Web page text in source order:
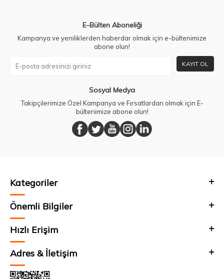
E-Bülten Aboneliği
Kampanya ve yeniliklerden haberdar olmak için e-bültenimize
abone olun!
KAYIT OL
Sosyal Medya
Takipçilerimize Özel Kampanya ve Fırsatlardan olmak için E-
bültenimize abone olun!
Kategoriler
Önemli Bilgiler
Hızlı Erişim
Adres & İletişim